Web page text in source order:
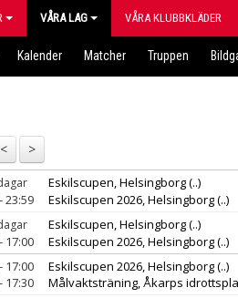
VÅRA LAG VÅRA KLUBBKLÄDER
Kalender Matcher Truppen
Eskilscupen, Helsingborg(..)
23:59
Eskilscupen 2026, Helsingborg(..)
Eskilscupen, Helsingborg(..)
17:00
Eskilscupen 2026, Helsingborg(..)
17:00 Eskilscupen 2026, Helsingborg(..)
17:30
Målvaktsträning, Åkarps